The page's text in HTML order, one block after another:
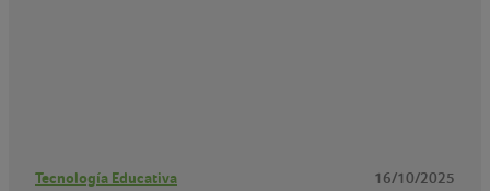
Tecnología Educativa 16/10/2025